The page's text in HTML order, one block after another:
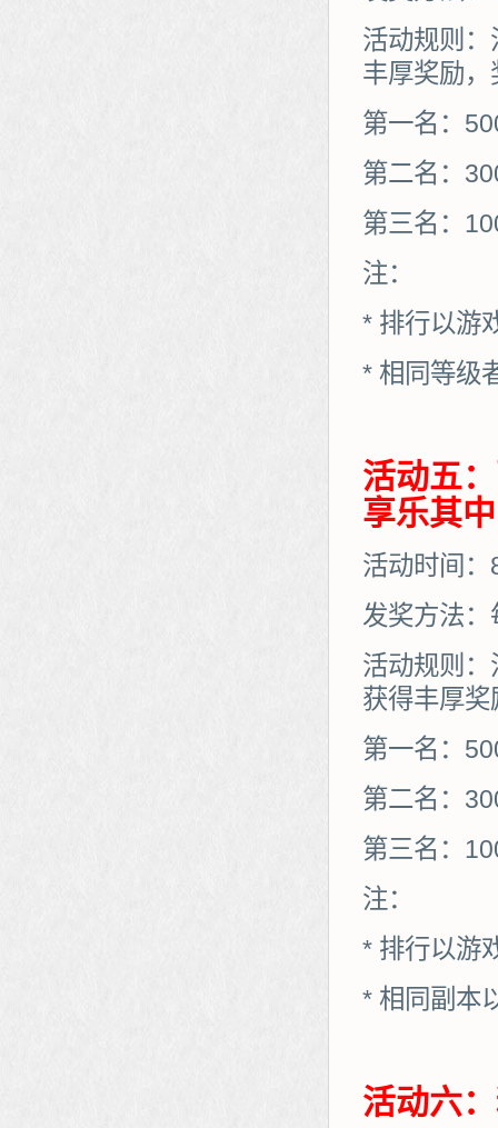
活动规则
丰厚奖励
第一名：
第二名：
第三名：
注：
* 排行以游
* 相同等级
活动五
享乐其中
活动时间
发奖方法：
活动规则
获得丰厚
第一名：
第二名：
第三名：
注：
* 排行以游
* 相同副本
活动六